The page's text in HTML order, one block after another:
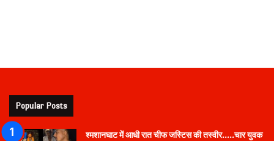
Popular Posts
श्मशानघाट में आधी रात चीफ जस्टिस की तस्वीर…..चार युवक